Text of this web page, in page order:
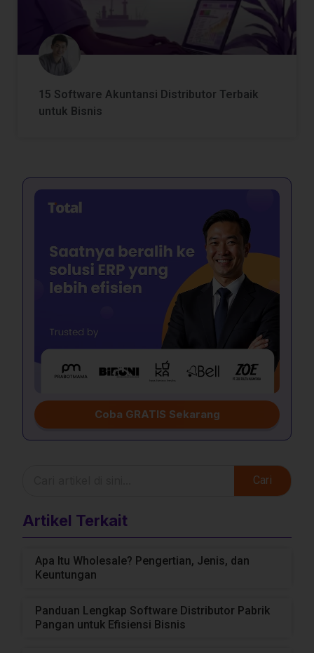
15 Software Akuntansi Distributor Terbaik
untuk Bisnis
Coba GRATIS Sekarang
Cari
Artikel Terkait
Apa Itu Wholesale? Pengertian, Jenis, dan
Keuntungan
Panduan Lengkap Software Distributor Pabrik
Pangan untuk Efisiensi Bisnis